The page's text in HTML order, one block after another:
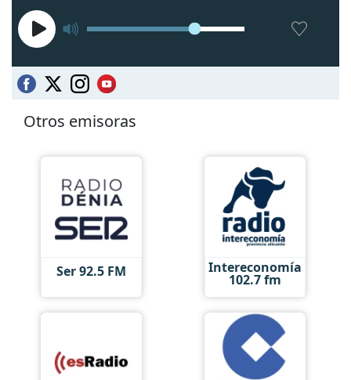
Otros emisoras
Ser 92.5 FM Intereconomía
102.7 fm